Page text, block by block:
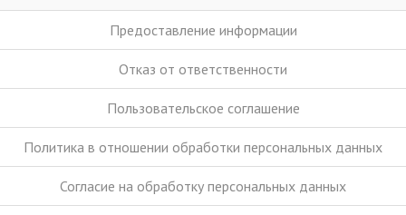
Предоставление информации
Отказ от ответственности
Пользовательское соглашение
Политика в отношении обработки персональных данных
Согласие на обработку персональных данных